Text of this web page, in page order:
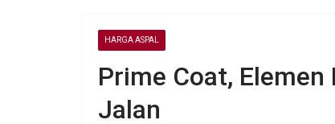
HARGA ASPAL
Prime Coat,
Jalan